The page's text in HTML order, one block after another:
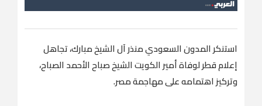
استنكر المدون السعودي منذر آل الشيخ مبارك، تجاهل
إعلام قطر لوفاة أمير الكويت الشيخ صباح الأحمد الصباح،
وتركيز اهتمامه على مهاجمة مصر.